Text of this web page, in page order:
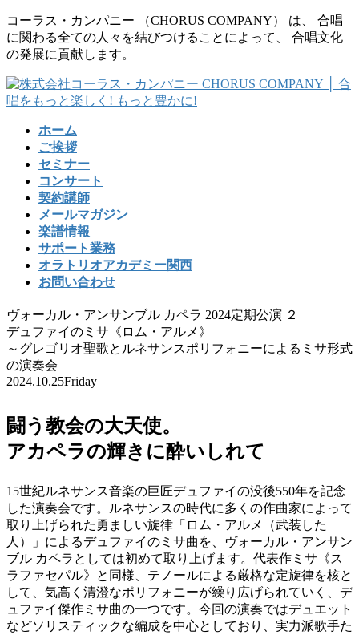
コ
ン
テ
ツ
に
ナ
ビ
ゲ
シ
ョ
コーラス・カンパニー （CHORUS COMPANY） は、 合唱
に関わる全ての人々を結びつけることによって、 合唱文化
の発展に貢献します。
ホーム
ご挨拶
セミナー
コンサート
契約講師
メールマガジン
楽譜情報
サポート業務
オラトリオアカデミー関西
お問い合わせ
ヴォーカル・アンサンブル カペラ 2024定期公演 ２
デュファイのミサ《ロム・アルメ》
～グレゴリオ聖歌とルネサンスポリフォニーによるミサ形式
の演奏会
2024.10.25Friday
闘う教会の大天使。
アカペラの輝きに酔いしれて
15世紀ルネサンス音楽の巨匠デュファイの没後550年を記念
した演奏会です。ルネサンスの時代に多くの作曲家によって
取り上げられた勇ましい旋律「ロム・アルメ（武装した
人）」によるデュファイのミサ曲を、ヴォーカル・アンサン
ブル カペラとしては初めて取り上げます。代表作ミサ《ス
ラファセパル》と同様、テノールによる厳格な定旋律を核と
して、気高く清澄なポリフォニーが繰り広げられていく、デ
ュファイ傑作ミサ曲の一つです。今回の演奏ではデュエット
などソリスティックな編成を中心としており、実力派歌手た